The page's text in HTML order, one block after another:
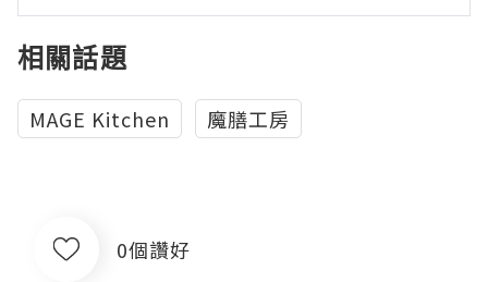
相關話題
MAGE Kitchen 魔膳工房
0個讚好